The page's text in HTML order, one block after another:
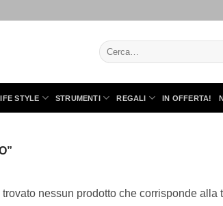
Cerca:
STYLE STRUMENTI REGALI IN OFFERTA!
trovato nessun prodotto che corrisponde alla